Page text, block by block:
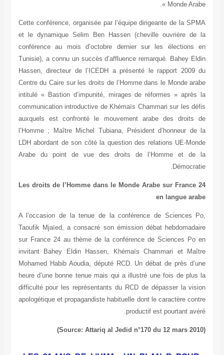
Monde
Cette conférence, organisée par l’équipe dirigeante de la
et le dynamique Selim Ben Hassen (cheville ouvrière
conférence au mois d’octobre dernier sur les
Tunisie), a connu un succès d’affluence remarqué. Bahey
Hassen, directeur de l’ICEDH a présenté le rapport
Centre du Caire sur les droits de l’Homme dans le Monde
intitulé « Bastion d’impunité, mirages de réformes »
communication introductive de Khémaïs Chammari sur les
auxquels est confronté le mouvement arabe des
l’Homme ; Maître Michel Tubiana, Président d’honneur
LDH abordant de son côté la question des relations UE-
Arabe du point de vue des droits de l’Homme et
Les droits de l’Homme dans le Monde Arabe sur
en langue
A l’occasion de la tenue de la conférence de Sciences
Taoufik Mjaïed, a consacré son émission débat
sur France 24 au thème de la conférence de Sciences
invitant Bahey Eldin Hassen, Khémaïs Chammari et
Mohamed Habib Aoudia, député RCD. Un débat de près
heure d’une bonne tenue mais qui a illustré une fois de
difficulté pour les représentants du RCD de dépasser la
apologétique et propagandiste habituelle dont le caractère
productif est pourtant